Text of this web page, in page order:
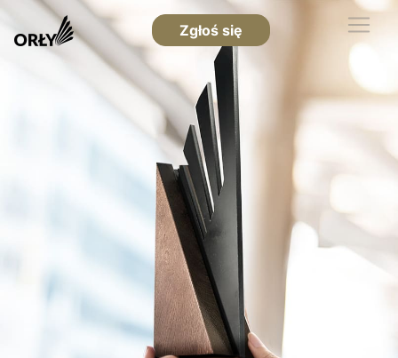
Zgłoś się